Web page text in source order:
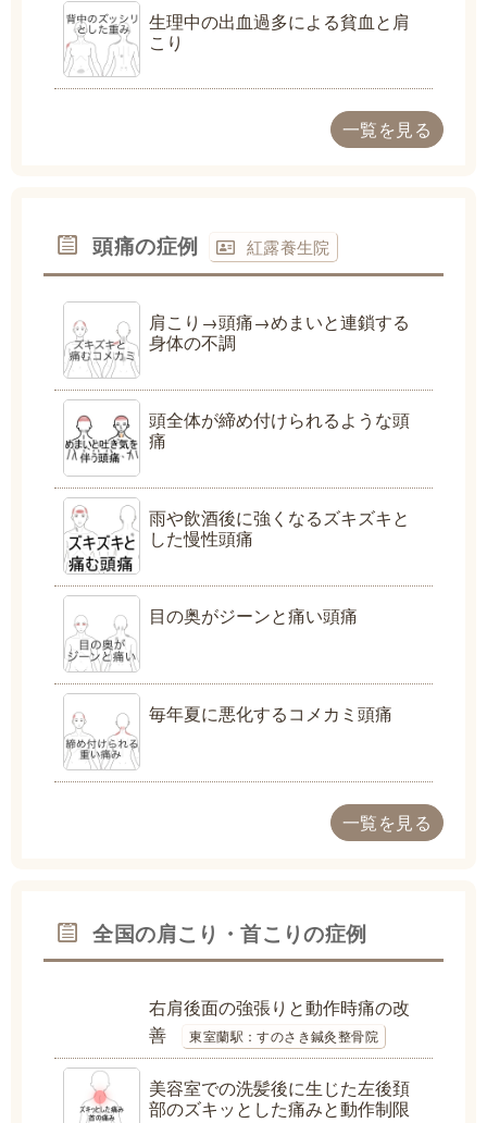
生理中の出血過多による貧血と肩
こり
一覧を見る
頭痛の症例 紅露養生院
肩こり→頭痛→めまいと連鎖する
身体の不調
頭全体が締め付けられるような頭
痛
雨や飲酒後に強くなるズキズキと
した慢性頭痛
目の奥がジーンと痛い頭痛
毎年夏に悪化するコメカミ頭痛
一覧を見る
全国の肩こり・首こりの症例
右肩後面の強張りと動作時痛の改
善
東室蘭駅：すのさき鍼灸整骨院
美容室での洗髪後に生じた左後頚
部のズキッとした痛みと動作制限